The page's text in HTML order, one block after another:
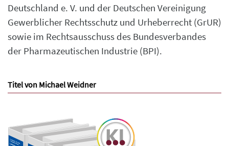
Deutschland e. V. und der Deutschen Vereinigung
Gewerblicher Rechtsschutz und Urheberrecht (GrUR)
sowie im Rechtsausschuss des Bundesverbandes
der Pharmazeutischen Industrie (BPI).
Titel von Michael Weidner